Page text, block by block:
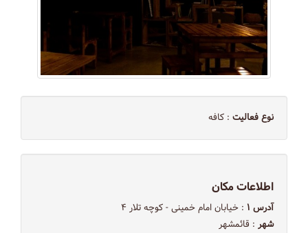
نوع فعالیت : کافه
اطلاعات مکان
آدرس ۱
: خیابان امام خمینی - کوچه تلار ۴
شهر : قائمشهر